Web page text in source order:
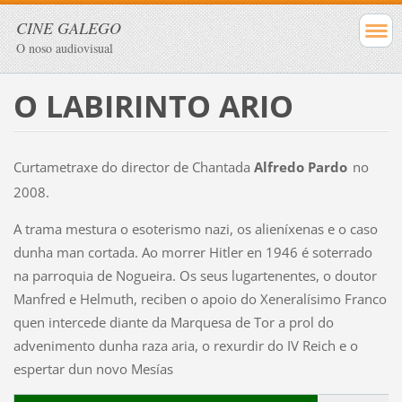
CINE GALEGO
O noso audiovisual
O LABIRINTO ARIO
Curtametraxe do director de Chantada Alfredo Pardo no
2008.
A trama mestura o esoterismo nazi, os alieníxenas e o caso
dunha man cortada. Ao morrer Hitler en 1946 é soterrado
na parroquia de Nogueira. Os seus lugartenentes, o doutor
Manfred e Helmuth, reciben o apoio do Xeneralísimo Franco
quen intercede diante da Marquesa de Tor a prol do
advenimento dunha raza aria, o rexurdir do IV Reich e o
espertar dun novo Mesías